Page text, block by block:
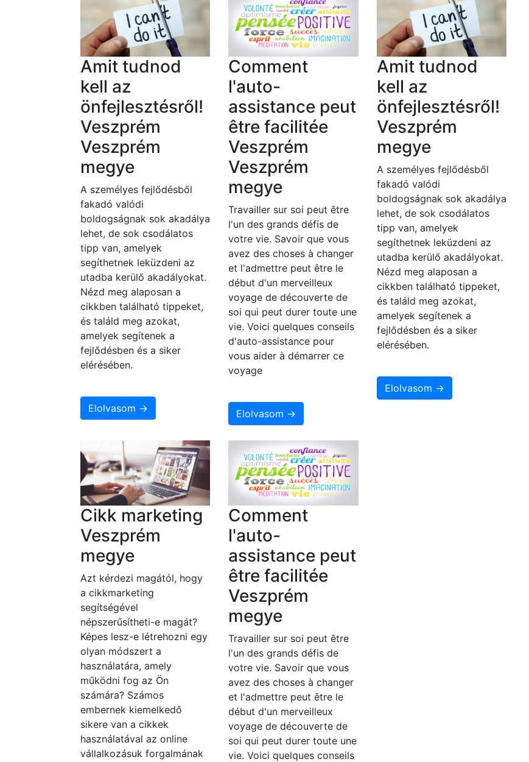
Amit tudnod
kell az
önfejlesztésről!
Veszprém
Veszprém
megye
A személyes fejlődésből
fakadó valódi
boldogságnak sok akadálya
lehet, de sok csodálatos
tipp van, amelyek
segíthetnek leküzdeni az
utadba kerülő akadályokat.
Nézd meg alaposan a
cikkben található tippeket,
és találd meg azokat,
amelyek segítenek a
fejlődésben és a siker
elérésében.
Elolvasom →
Comment
l'auto-
assistance peut
être facilitée
Veszprém
Veszprém
megye
Travailler sur soi peut être
l'un des grands défis de
votre vie. Savoir que vous
avez des choses à changer
et l'admettre peut être le
début d'un merveilleux
voyage de découverte de
soi qui peut durer toute une
vie. Voici quelques conseils
d'auto-assistance pour
vous aider à démarrer ce
voyage
Elolvasom →
Amit tudnod
kell az
önfejlesztésről!
Veszprém
megye
A személyes fejlődésből
fakadó valódi
boldogságnak sok akadálya
lehet, de sok csodálatos
tipp van, amelyek
segíthetnek leküzdeni az
utadba kerülő akadályokat.
Nézd meg alaposan a
cikkben található tippeket,
és találd meg azokat,
amelyek segítenek a
fejlődésben és a siker
elérésében.
Elolvasom →
Cikk marketing
Veszprém
megye
Azt kérdezi magától, hogy
a cikkmarketing
segítségével
népszerűsítheti-e magát?
Képes lesz-e létrehozni egy
olyan módszert a
használatára, amely
működni fog az Ön
számára? Számos
embernek kiemelkedő
sikere van a cikkek
használatával az online
vállalkozásuk forgalmának
Comment
l'auto-
assistance peut
être facilitée
Veszprém
megye
Travailler sur soi peut être
l'un des grands défis de
votre vie. Savoir que vous
avez des choses à changer
et l'admettre peut être le
début d'un merveilleux
voyage de découverte de
soi qui peut durer toute une
vie. Voici quelques conseils